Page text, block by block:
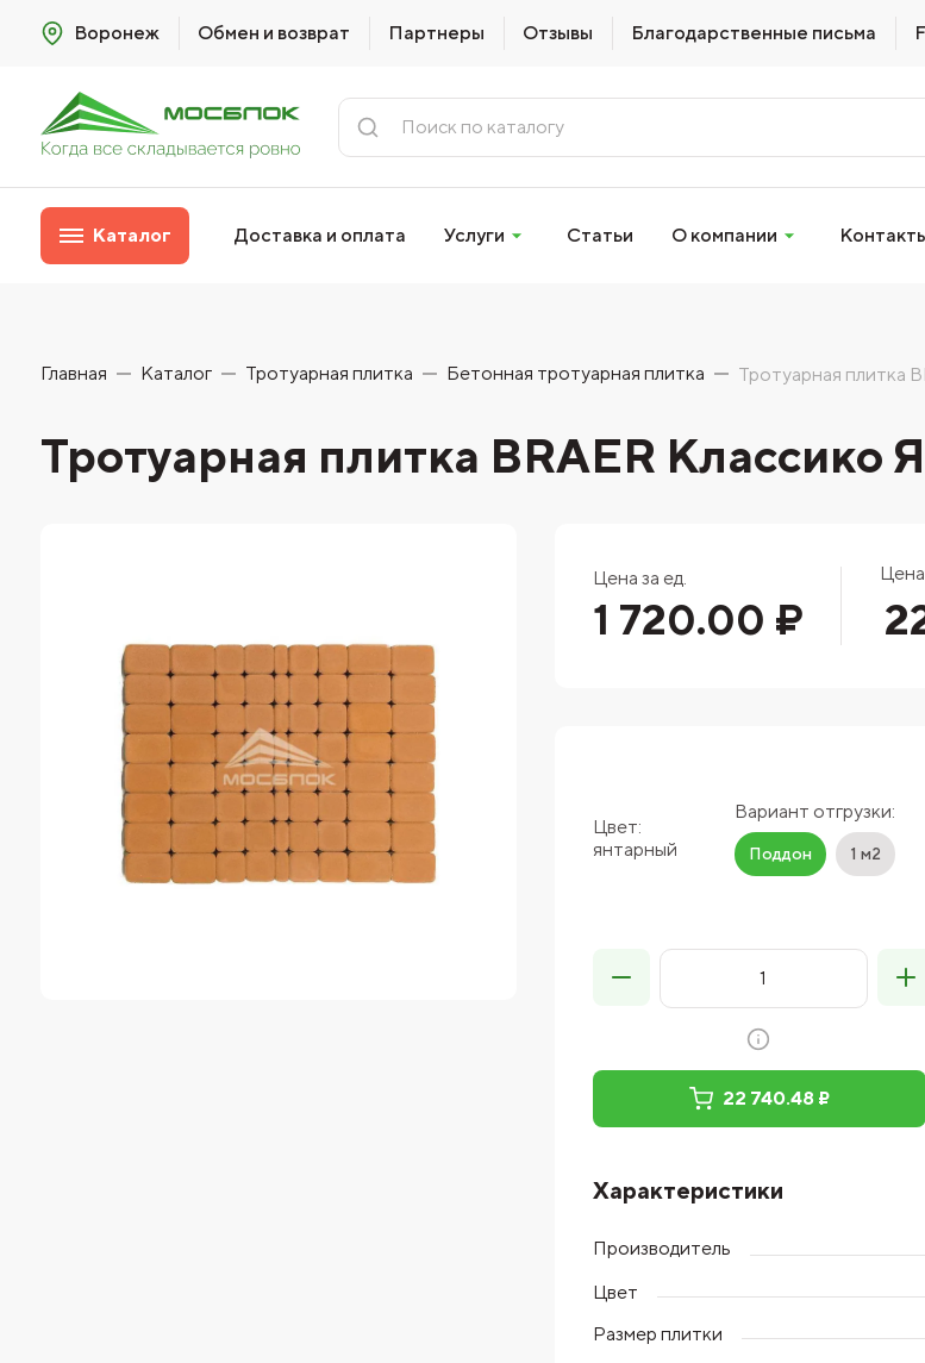
Воронеж Обмен и возврат Партнеры Отзывы Благодарственные письма
Каталог Доставка и оплата Услуги Статьи О компании
Главная Каталог Тротуарная плитка Бетонная тротуарная плитка Тротуарная плитка
Тротуарная плитка BRAER
Цена за ед.
1 720.00 ₽
Цена
Цвет:
янтарный
Вариант отгрузки:
Поддон 1 м2
22 740.48 ₽
Характеристики
Производитель
Цвет
Размер плитки